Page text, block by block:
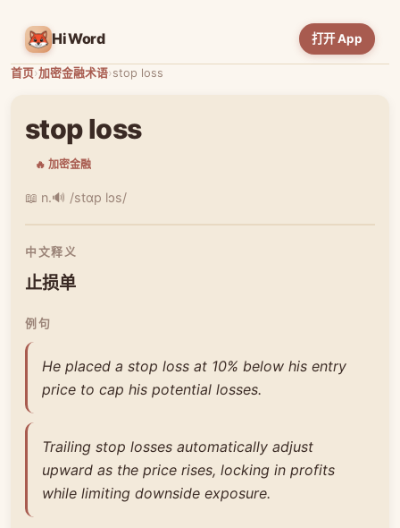
HiWord 打开 App
首页›加密金融术语›stop loss
stop loss
🔥 加密金融
📖 n.🔊 /stɑp lɔs/
中文释义
止损单
例句
He placed a stop loss at 10% below his entry
price to cap his potential losses.
Trailing stop losses automatically adjust
upward as the price rises, locking in profits
while limiting downside exposure.